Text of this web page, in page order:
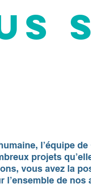
l’équipe
projets
vous avez la
l’ensemble de